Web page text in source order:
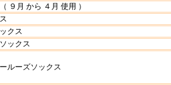
９月 から ４月 使用 ）
クス
ックス
ルーズソックス